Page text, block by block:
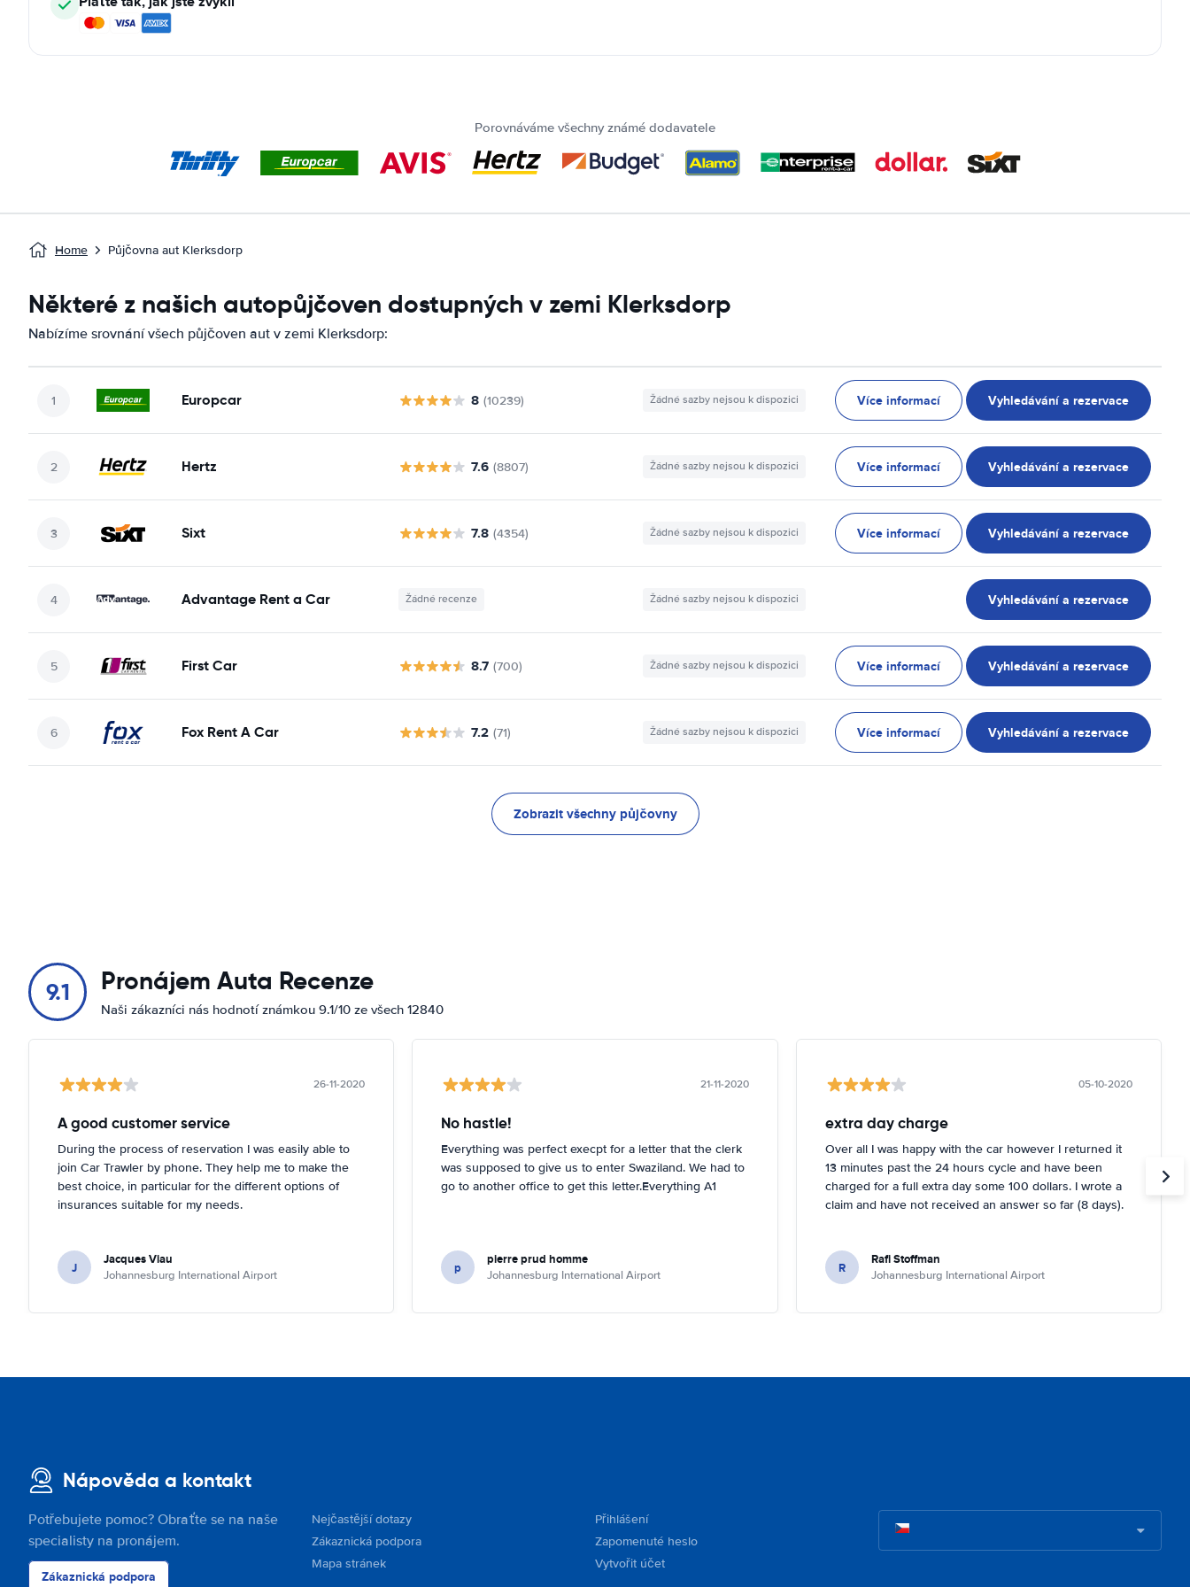
Porovnáváme všechny známé dodavatele
Home Půjčovna aut Klerksdorp
Některé z našich autopůjčoven dostupných v zemi Klerksdorp
Nabízíme srovnání všech půjčoven aut v zemi Klerksdorp:
Europcar 8 (10239) Žádné sazby nejsou k dispozici Více informací Vyhledávání a rezervace
Hertz 7.6 (8807) Žádné sazby nejsou k dispozici Více informací Vyhledávání a rezervace
Sixt 7.8 (4354) Žádné sazby nejsou k dispozici Více informací Vyhledávání a rezervace
Advantage Rent a Car Žádné recenze Žádné sazby nejsou k dispozici Vyhledávání a rezervace
First Car 8.7 (700) Žádné sazby nejsou k dispozici Více informací Vyhledávání a rezervace
Fox Rent A Car 7.2 (71) Žádné sazby nejsou k dispozici Více informací Vyhledávání a rezervace
Zobrazit všechny půjčovny
9.1 Pronájem Auta Recenze
Naši zákazníci nás hodnotí známkou 9.1/10 ze všech 12840
26-11-2020
A good customer service
During the process of reservation I was easily able to
join Car Trawler by phone. They help me to make the
best choice, in particular for the different options of
insurances suitable for my needs.
J Jacques Viau
Johannesburg International Airport
21-11-2020
No hastle!
Everything was perfect execpt for a letter that the clerk
was supposed to give us to enter Swaziland. We had to
go to another office to get this letter.Everything A1
p pierre prud homme
Johannesburg International Airport
05-10-2020
extra day charge
Over all I was happy with the car however I returned it
13 minutes past the 24 hours cycle and have been
charged for a full extra day some 100 dollars. I wrote a
claim and have not received an answer so far (8 days).
R Rafi Stoffman
Johannesburg International Airport
Nápověda a kontakt
Potřebujete pomoc? Obraťte se na naše
specialisty na pronájem.
Zákaznická podpora
Nejčastější dotazy
Zákaznická podpora
Mapa stránek
Přihlášení
Zapomenuté heslo
Vytvořit účet